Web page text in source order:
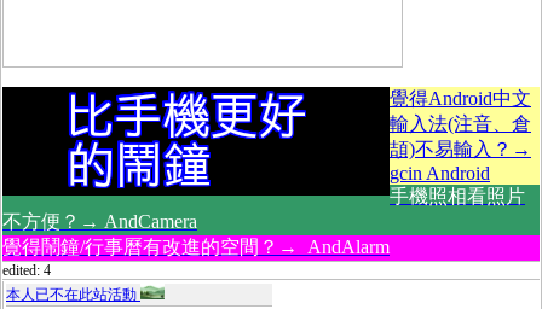
覺得Android中文
輸入法(注音、倉
頡)不易輸入？→
gcin Android
手機照相看照片
不方便？→ AndCamera
覺得鬧鐘/行事曆有改進的空間？→ AndAlarm
edited: 4
本人已不在此站活動